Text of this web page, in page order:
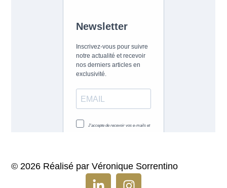
© 2026 Réalisé par Véronique Sorrentino